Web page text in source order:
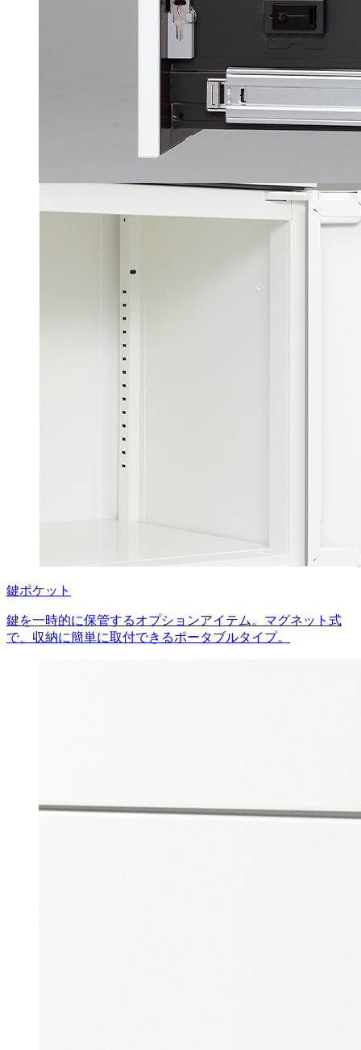
鍵ポケット
鍵を一時的に保管するオプションアイテム。マグネット式
で、収納に簡単に取付できるポータブルタイプ。